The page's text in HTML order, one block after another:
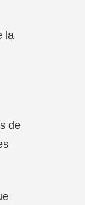
la
de